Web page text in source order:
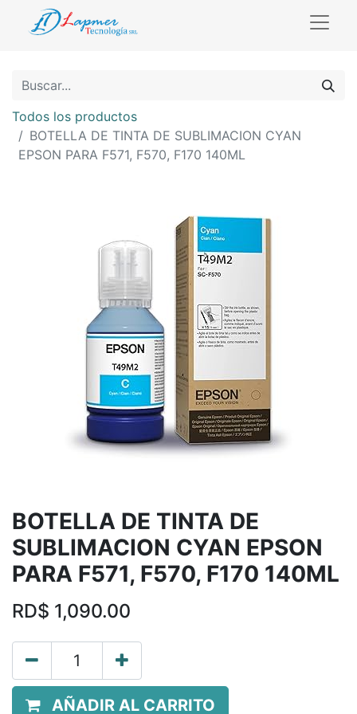
Todos los productos
BOTELLA DE TINTA DE SUBLIMACION CYAN
EPSON PARA F571, F570, F170 140ML
BOTELLA DE TINTA DE
SUBLIMACION CYAN EPSON
PARA F571, F570, F170 140ML
RD$ 1,090.00
AÑADIR AL CARRITO